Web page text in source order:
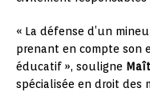
« La défense d’un
prenant en compte son
éducatif », souligne
spécialisée en droit des